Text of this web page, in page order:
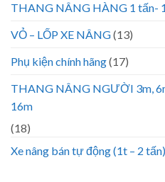
THANG NÂNG HÀNG 1 tấn-
VỎ – LỐP XE NÂNG(13)
Phụ kiện chính hãng(17)
THANG NÂNG NGƯỜI 3m,
16m
(18)
Xe nâng bán tự động (1t – 2 tấn)